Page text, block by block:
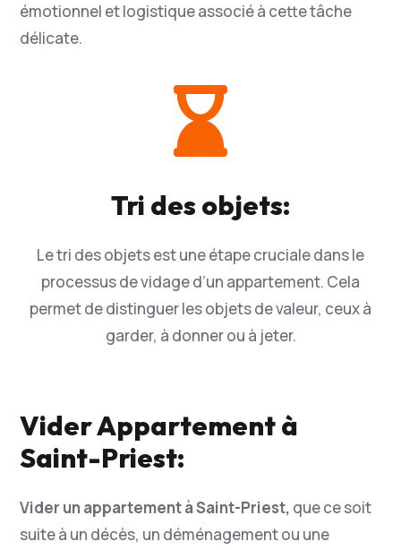
émotionnel et logistique associé à cette tâche
délicate.

Tri des objets:
Le tri des objets est une étape cruciale dans le
processus de vidage d’un appartement. Cela
permet de distinguer les objets de valeur, ceux à
garder, à donner ou à jeter.
Vider Appartement à
Saint-Priest:
Vider un appartement à Saint-Priest, que ce soit
suite à un décès, un déménagement ou une